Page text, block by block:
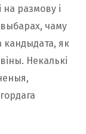
размову і
выбарах, чаму
кандыдата, як
Некалькі